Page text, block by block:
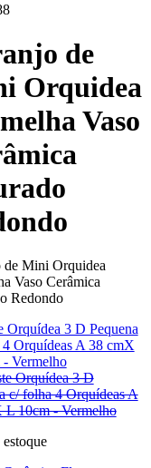
de
Orquidea
Vaso
de Mini Orquidea
Vaso Cerâmica
Redondo
Orquídea 3 D
c/ folha 4 Orquídeas A
L 10cm - Vermelho